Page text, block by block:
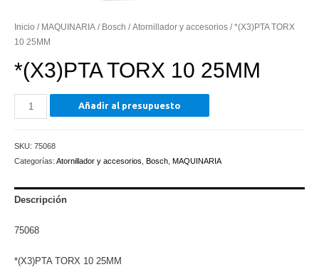
Inicio / MAQUINARIA / Bosch /Atornillador y accesorios / *(X3)PTA TORX
10 25MM
*(X3)PTA TORX 10 25MM
(X3)PTA
10
25MM
Añadir al presupuesto
SKU: 75068
Categorías: Atornillador y accesorios Bosch MAQUINARIA
Descripción
75068
*(X3)PTA TORX 10 25MM